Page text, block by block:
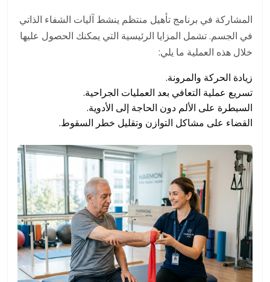
المشاركة في برنامج تأهيل منتظم ينشط آليات الشفاء الذاتي
في الجسم. تشمل المزايا الرئيسية التي يمكنك الحصول عليها
خلال هذه العملية ما يلي:
زيادة الحركة والمرونة.
تسريع عملية التعافي بعد العمليات الجراحية.
السيطرة على الألم دون الحاجة إلى الأدوية.
القضاء على مشاكل التوازن وتقليل خطر السقوط.